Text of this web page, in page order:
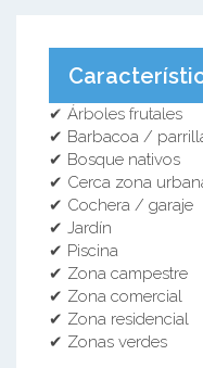
✔ Árboles frutales
✔ Barbacoa /
✔ Bosque nativos
✔ Cerca zona
✔ Cochera / garaje
✔ Jardín
✔ Piscina
✔ Zona campestre
✔ Zona comercial
✔ Zona residencial
✔ Zonas verdes